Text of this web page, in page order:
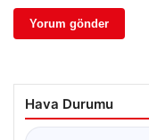
Hava Durumu